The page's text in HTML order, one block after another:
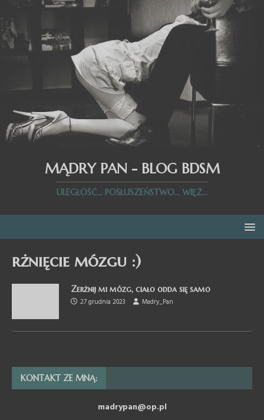
MĄDRY PAN - BLOG BDSM
ULEGŁOŚĆ... POSŁUSZEŃSTWO... WIĘŹ...
rżnięcie mózgu :)
Zerżnij mi mózg, ciało odda się samo
27 grudnia 2023
Madry_Pan
KONTAKT ZE MNĄ:
madrypan@op.pl